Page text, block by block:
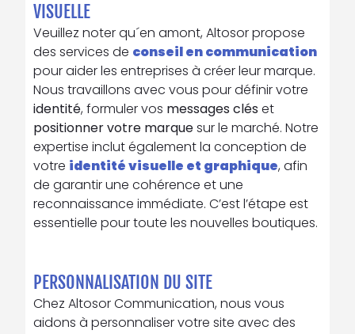
VISUELLE
Veuillez noter qu´en amont, Altosor propose
des services de conseil en communication
pour aider les entreprises à créer leur marque.
Nous travaillons avec vous pour définir votre
identité, formuler vos messages clés et
positionner votre marquesur le marché. Notre
expertise inclut également la conception de
votre identité visuelle et graphique, afin
de garantir une cohérence et une
reconnaissance immédiate. C’est l’étape est
essentielle pour toute les nouvelles boutiques.
PERSONNALISATION DU SITE
Chez Altosor Communication, nous vous
aidons à personnaliser votre site avec des